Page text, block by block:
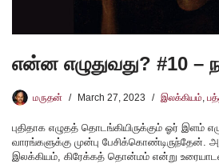
என்ன எழுதுவது? #10 –
மருதன் March 27, 2023 இலக்கியம்
புதிதாக எழுதத் தொடங்கியிருக்கும் ஓர் இளம்
வாரங்களுக்கு முன்பு பேசிக்கொண்டிருந்தேன்.
இலக்கியம், கிரேக்கத் தொன்மம் என்று